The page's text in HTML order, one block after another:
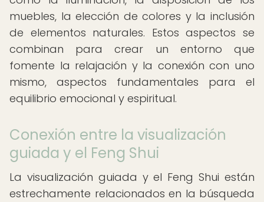
muebles, la elección de colores y la inclusión
de elementos naturales. Estos aspectos se
combinan para crear un entorno que
fomente la relajación y la conexión con uno
mismo, aspectos fundamentales para el
equilibrio emocional y espiritual.
Conexión entre la visualización
guiada y el Feng Shui
La visualización guiada y el Feng Shui están
estrechamente relacionados en la búsqueda